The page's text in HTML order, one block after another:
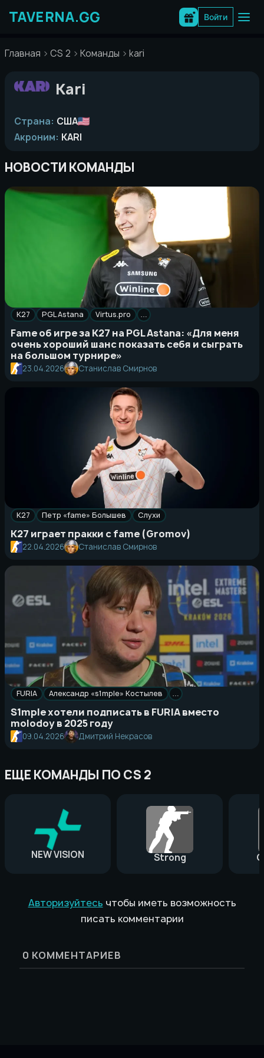
содержимому
Войти
Главная CS 2 Команды kari
Kari
Страна: США
Акроним: KARI
НОВОСТИ КОМАНДЫ
K27 PGL Astana Virtus.pro …
Fame об игре за K27 на PGL Astana: «Для меня
очень хороший шанс показать себя и сыграть
на большом турнире»
23.04.2026 Станислав Смирнов
K27 Петр «fame» Болышев Слухи
K27 играет пракки с fame (Gromov)
22.04.2026 Станислав Смирнов
FURIA Александр «s1mple» Костылев …
S1mple хотели подписать в FURIA вместо
molodoy в 2025 году
09.04.2026 Дмитрий Некрасов
ЕЩЕ КОМАНДЫ ПО CS 2
NEW VISION Strong
Авторизуйтесь чтобы иметь возможность
писать комментарии
0 КОММЕНТАРИЕВ